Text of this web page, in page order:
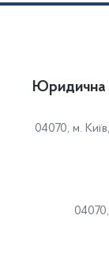
Юридична
04070, м.